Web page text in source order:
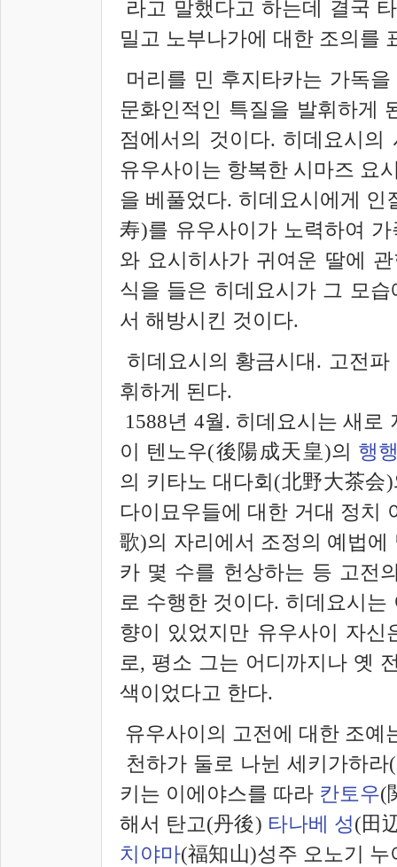
라고 말했다고 하는데 결국
밀고 노부나가에 대한 조의를
머리를 민 후지타카는 가독
문화인적인 특질을 발휘하게
점에서의 것이다. 히데요시
유우사이는 항복한 시마즈 요
을 베풀었다. 히데요시에게
寿)를 유우사이가 노력하여
와 요시히사가 귀여운 딸에
식을 들은 히데요시가 그 모
서 해방시킨 것이다.
히데요시의 황금시대. 고전
휘하게 된다.
1588년 4월. 히데요시는 새로
이 텐노우(後陽成天皇)의 행
의 키타노 대다회(北野大茶会
다이묘우들에 대한 거대 정치
歌)의 자리에서 조정의 예법
카 몇 수를 헌상하는 등 고전
로 수행한 것이다. 히데요시
향이 있었지만 유우사이 자
로, 평소 그는 어디까지나 옛
색이었다고 한다.
유우사이의 고전에 대한 조예
천하가 둘로 나뉜 세키가하라(
키는 이에야스를 따라 칸토우(
해서 탄고(丹後) 타나베 성(田
치야마(福知山)성주 오노기